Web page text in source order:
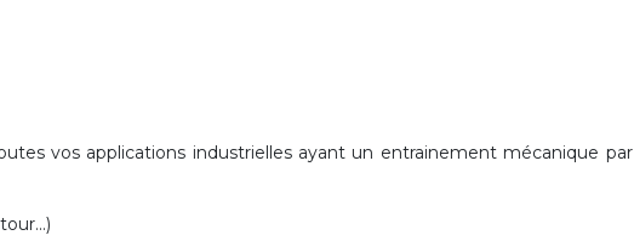
vos applications industrielles ayant un entrainement mécanique par